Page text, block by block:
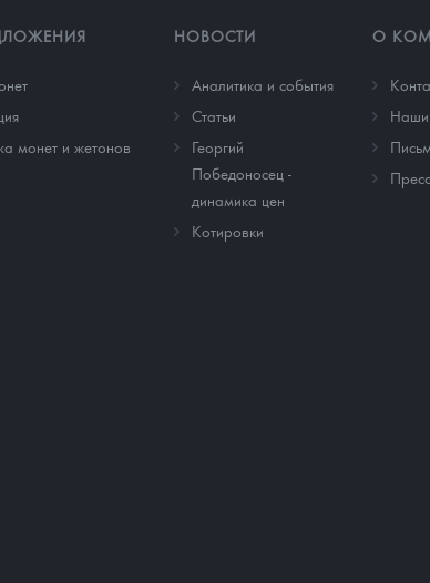
монет и жетонов
НОВОСТИ
Аналитика и события
Cтатьи
Георгий
Победоносец -
динамика цен
Котировки
О
Наши